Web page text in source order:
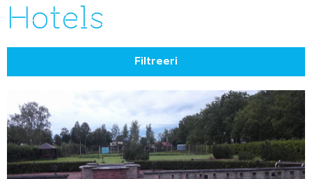
Hotels
Filtreeri